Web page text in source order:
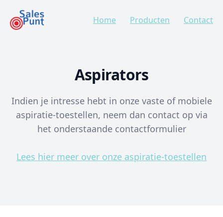
Home Producten Contact
Aspirators
Indien je intresse hebt in onze vaste of mobiele
aspiratie-toestellen, neem dan contact op via
het onderstaande contactformulier
Lees hier meer over onze aspiratie-toestellen